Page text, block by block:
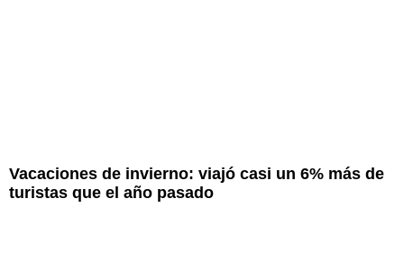
Vacaciones de invierno: viajó casi un 6% más de
turistas que el año pasado